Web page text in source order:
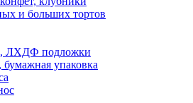
и больших тортов
ЛХДФ подложки
упаковка